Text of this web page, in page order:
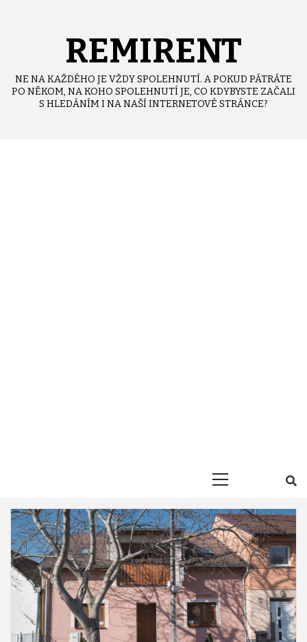
REMIRENT
NE NA KAŽDÉHO JE VŽDY SPOLEHNUTÍ. A POKUD PÁTRÁTE
PO NĚKOM, NA KOHO SPOLEHNUTÍ JE, CO KDYBYSTE ZAČALI
S HLEDÁNÍM I NA NAŠÍ INTERNETOVÉ STRÁNCE?